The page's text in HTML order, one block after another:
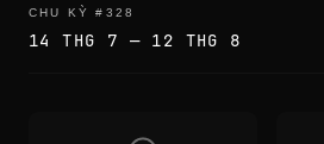
i
k
CHU KỲ # 328
14 THG 7 — 12 THG 8